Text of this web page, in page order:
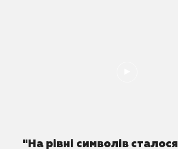
"На рівні символів сталося